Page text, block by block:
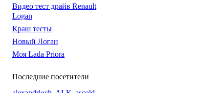
Видео тест драйв Renault
Logan
Краш тесты
Новый Логан
Моя Lada Priora
Последние посетители